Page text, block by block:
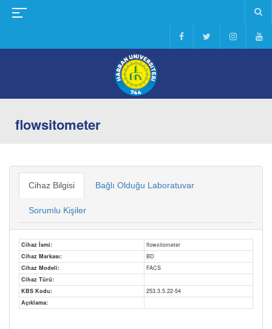
flowsitometer
Cihaz Bilgisi Bağlı Olduğu Laboratuvar
Sorumlu Kişiler
Cihaz İsmi:
flowsitometer
Cihaz Markası:
BD
Cihaz Modeli:
FACS
Cihaz Türü:
KBS Kodu:
253.3.5.22-54
Açıklama: